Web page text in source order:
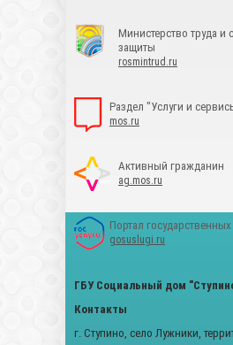
Министерство труда и
защиты
rosmintrud.ru
Раздел "Услуги и
mos.ru
Активный гражданин
ag.mos.ru
Портал государственных
gosuslugi.ru
ГБУ Социальный дом
Контакты
г. Ступино, село Лужники,